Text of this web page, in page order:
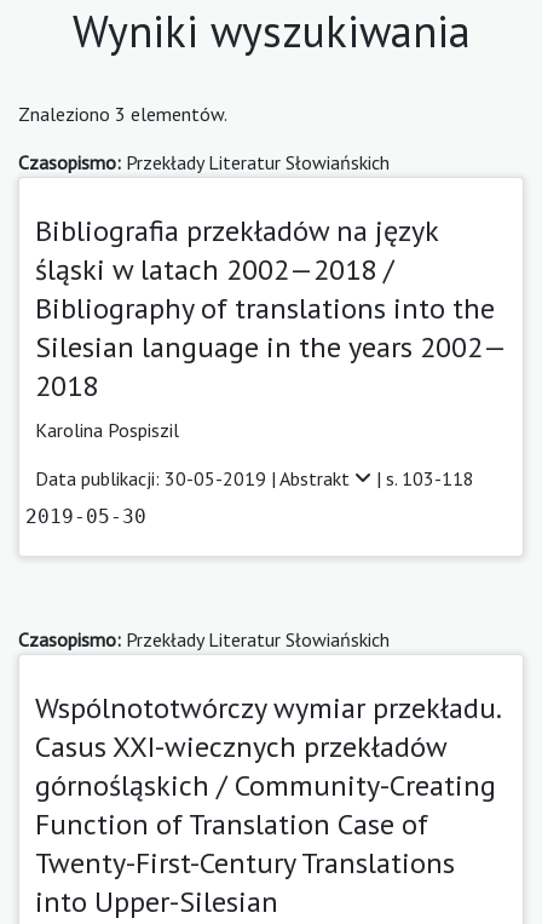
Wyniki wyszukiwania
Znaleziono 3 elementów.
Czasopismo: Przekłady Literatur Słowiańskich
Bibliografia przekładów na język
śląski w latach 2002—2018 /
Bibliography of translations into the
Silesian language in the years 2002—
2018
Karolina Pospiszil
Data publikacji: 30-05-2019 | Abstrakt | s. 103-118
2019-05-30
Czasopismo: Przekłady Literatur Słowiańskich
Wspólnototwórczy wymiar przekładu.
Casus XXI-wiecznych przekładów
górnośląskich / Community-Creating
Function of Translation Case of
Twenty-First-Century Translations
into Upper-Silesian